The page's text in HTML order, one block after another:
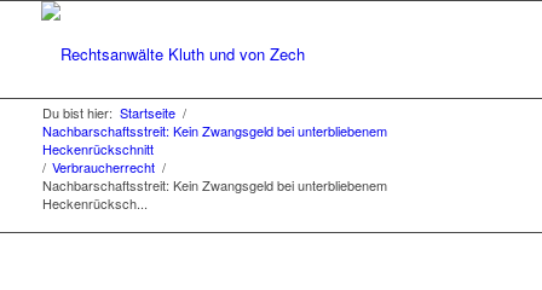
Du bist hier: Startseite /
Nachbarschaftsstreit: Kein Zwangsgeld bei unterbliebenem
Heckenrückschnitt
/ Verbraucherrecht /
Nachbarschaftsstreit: Kein Zwangsgeld bei unterbliebenem
Heckenrücksch...